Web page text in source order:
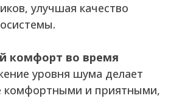
улучшая качество
комфорт во время
уровня шума делает
комфортными и приятными,